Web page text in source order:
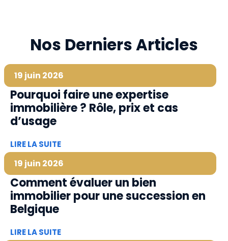
Nos Derniers Articles
19 juin 2026
Pourquoi faire une expertise
immobilière ? Rôle, prix et cas
d’usage
LIRE LA SUITE
19 juin 2026
Comment évaluer un bien
immobilier pour une succession en
Belgique
LIRE LA SUITE